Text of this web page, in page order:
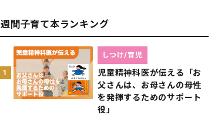
週間子育て本ランキング
1
児童精神科医が伝える「お
父さんは、お母さんの母性
を発揮するためのサポート
役」
しつけ/育児